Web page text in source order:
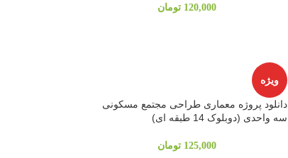
120,000 تومان
ویژه
دانلود پروژه معماری طراحی مجتمع مسکونی
سه واحدی (دوبلوک 14 طبقه ای)
125,000 تومان